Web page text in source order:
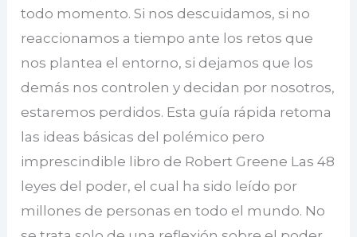
todo momento. Si nos descuidamos, si no
reaccionamos a tiempo ante los retos que
nos plantea el entorno, si dejamos que los
demás nos controlen y decidan por nosotros,
estaremos perdidos. Esta guía rápida retoma
las ideas básicas del polémico pero
imprescindible libro de Robert Greene Las 48
leyes del poder, el cual ha sido leído por
millones de personas en todo el mundo. No